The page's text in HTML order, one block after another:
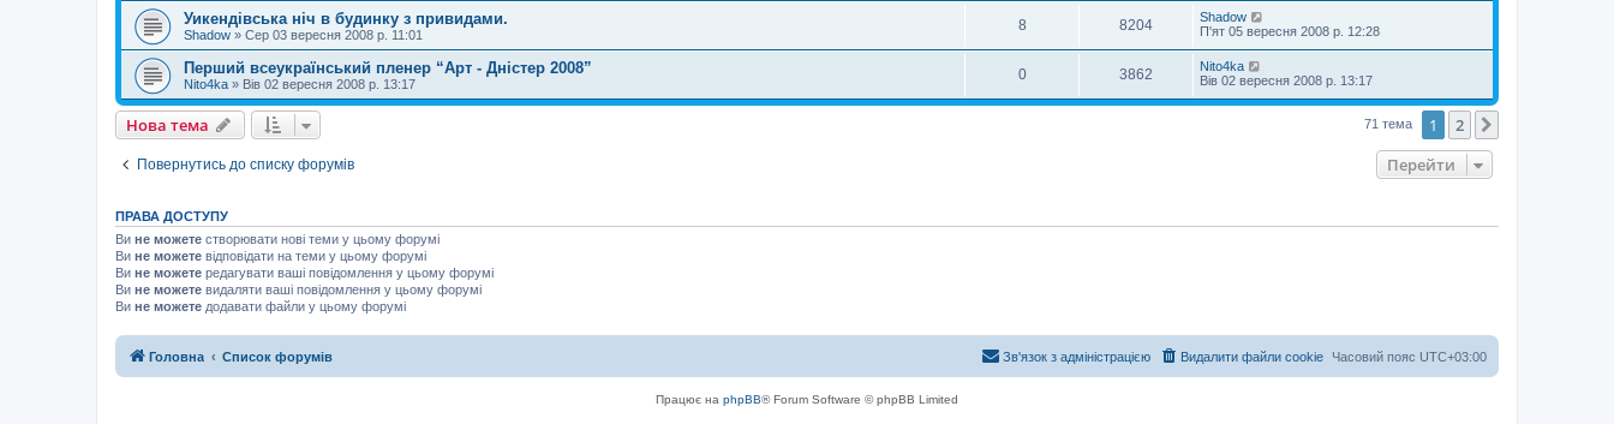
Уикендівська ніч в будинку з привидами.
Shadow » Сер 03 вересня 2008 р. 11:01
8 8204
Shadow
П'ят 05 вересня 2008 р. 12:28
Перший всеукраїнський пленер “Арт - Дністер 2008”
Nito4ka » Вів 02 вересня 2008 р. 13:17
0 3862
Nito4ka
Вів 02 вересня 2008 р. 13:17
Нова тема 71 тема 1 2
Повернутись до списку форумів Перейти
ПРАВА ДОСТУПУ
Ви не можете створювати нові теми у цьому форумі
Ви не можете відповідати на теми у цьому форумі
Ви не можете редагувати ваші повідомлення у цьому форумі
Ви не можете видаляти ваші повідомлення у цьому форумі
Ви не можете додавати файли у цьому форумі
Головна Список форумів Часовий пояс UTC+03:00
Видалити файли cookie
Зв'язок з адміністрацією
Працює на phpBB® Forum Software © phpBB Limited